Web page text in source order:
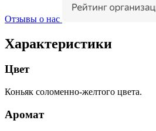
Отзывы о нас
Характеристики
Цвет
Коньяк соломенно-желтого цвета.
Аромат